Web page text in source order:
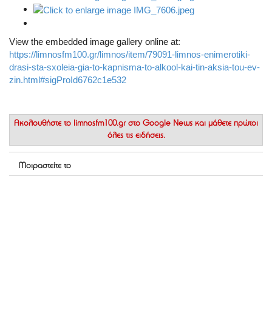
View the embedded image gallery online at:
https://limnosfm100.gr/limnos/item/79091-limnos-enimerotiki-
drasi-sta-sxoleia-gia-to-kapnisma-to-alkool-kai-tin-aksia-tou-ev-
zin.html#sigProId6762c1e532
Ακολουθήστε το limnosfm100.gr στο Google News και μάθετε πρώτοι
όλες τις ειδήσεις.
Μοιραστείτε το